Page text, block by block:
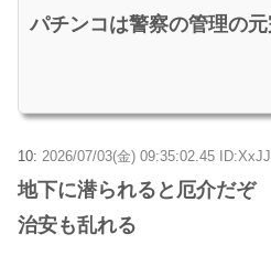
パチンコは警察の管理の
10: 2026/07/03(金) 09:35:02.45
地下に潜られると厄介だぞ
治安も乱れる